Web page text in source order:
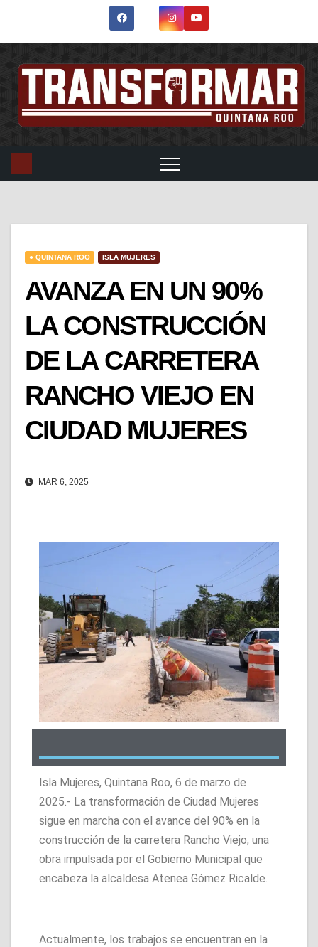
● QUINTANA ROO ISLA MUJERES
AVANZA EN UN 90%
LA CONSTRUCCIÓN
DE LA CARRETERA
RANCHO VIEJO EN
CIUDAD MUJERES
MAR 6, 2025
Isla Mujeres, Quintana Roo, 6 de marzo de
2025.- La transformación de Ciudad Mujeres
sigue en marcha con el avance del 90% en la
construcción de la carretera Rancho Viejo, una
obra impulsada por el Gobierno Municipal que
encabeza la alcaldesa Atenea Gómez Ricalde.
Actualmente, los trabajos se encuentran en la